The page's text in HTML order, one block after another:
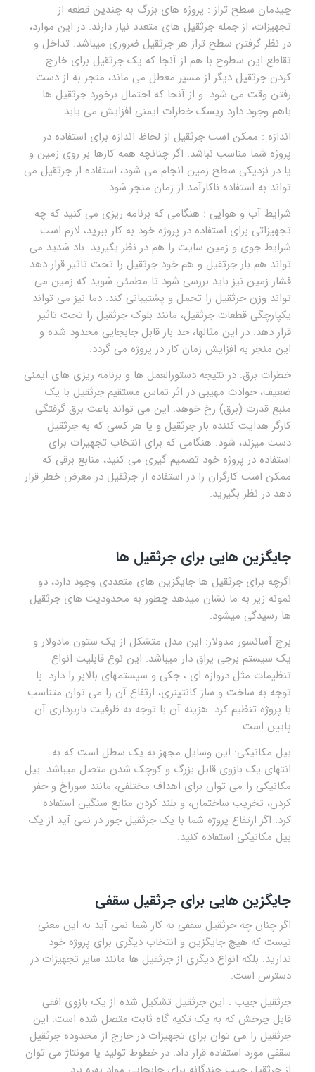
چیدمان سطح تراز : پروژه های بزرگ به چندین قطعه از
تجهیزات، از جمله جرثقیل های متعدد نیاز دارند. در این موارد،
در نظر گرفتن سطح تراز هر جرثقیل ضروری میباشد. تداخل و
تقاطع این سطوح با هم از آنجا که یک جرثقیل برای خارج
کردن جرثقیل دیگر از مسیر معطل می ماند، منجر به از دست
رفتن وقت می شود. و از آنجا که احتمال برخورد جرثقیل ها
باهم وجود دارد ریسک خطرات ایمنی افزایش می یابد.
اندازه : ممکن است جرثقیل از لحاظ اندازه برای استفاده در
پروژه شما مناسب نباشد. اگر چنانچه همه کارها بر روی زمین و
یا در نزدیکی سطح زمین انجام می شود، استفاده از جرثقیل می
تواند به استفاده ناکارآمد از زمان منجر شود.
شرایط آب و هوایی : هنگامی که برنامه ریزی می کنید که چه
تجهیزاتی برای استفاده در پروژه خود به کار ببرید، لازم است
شرایط جوی و زمین سایت را هم در نظر بگیرید. باد شدید می
تواند هم بار جرثقیل و هم خود جرثقیل را تحت تاثیر قرار دهد.
فشار زمین نیز باید بررسی شود تا مطمئن شوید که زمین می
تواند وزن جرثقیل را تحمل و پشتیبانی کند. دما نیز می تواند
یکپارچگی قطعات جرثقیل، مانند بلوک جرثقیل را تحت تاثیر
قرار دهد. در این مثالها، حد بار قابل جابجایی محدود شده و
این منجر به افزایش زمان کار در پروژه می گردد.
خطرات برق: در نتیجه دستورالعمل ها و برنامه ریزی های ایمنی
ضعیف، حوادث مهیبی در اثر تماس مستقیم جرثقیل با یک
منبع قدرت (برق) رخ خوهد. این می تواند باعث برق گرفتگی
کارگر هدایت کننده بار جرثقیل و یا هر کسی که به جرثقیل
دست میزند، شود. هنگامی که برای انتخاب تجهیزات برای
استفاده در پروژه خود تصمیم گیری می کنید، منابع برقی که
ممکن است کارگران را در استفاده از جرثقیل در معرض خطر قرار
دهد در نظر بگیرید.
جایگزین هایی برای جرثقیل ها
اگرچه برای جرثقیل ها جایگزین های متعددی وجود دارد، دو
نمونه زیر به ما نشان میدهد چطور به محدودیت های جرثقیل
ها رسیدگی میشود.
برج آسانسور مدولار: این مدل متشکل از یک ستون مادولار و
یک سیستم برجی یراق دار میباشد. این نوع قابلیت انواع
تنظیمات مثل دروازه ای ، جکی و سیستمهای بالابر را دارد. با
توجه به ساخت و ساز کانتینری، ارثفاع آن را می توان متناسب
با پروژه تنظیم کرد. هزینه آن با توجه به ظرفیت باربرداری آن
پایین است.
بیل مکانیکی: این وسایل مجهز به یک سطل است که به
انتهای یک بازوی قابل بزرگ و کوچک شدن متصل میباشد. بیل
مکانیکی را می توان برای اهداف مختلفی، مانند سوراخ و حفر
کردن، تخریب ساختمان، و بلند کردن منابع سنگین استفاده
کرد. اگر ارتفاع پروژه شما با یک جرثقیل جور در نمی آید از یک
بیل مکانیکی استفاده کنید.
جایگزین هایی برای جرثقیل سقفی
اگر چنان چه جرثقیل سقفی به کار شما نمی آید به این معنی
نیست که هیچ جایگزین و انتخاب دیگری برای پروژه خود
ندارید. بلکه انواع دیگری از جرثقیل ها مانند سایر تجهیزات در
دسترس است.
جرثقیل جیب : این جرثقیل تشکیل شده از یک بازوی افقی
قابل چرخش که به یک تکیه گاه ثابت متصل شده است. این
جرثقیل را می توان برای تجهیزات در خارج از محدوده جرثقیل
سقفی مورد استفاده قرار داد. در خطوط تولید یا مونتاژ می توان